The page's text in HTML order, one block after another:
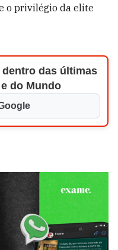
o privilégio da elite
dentro das últimas
do Mundo